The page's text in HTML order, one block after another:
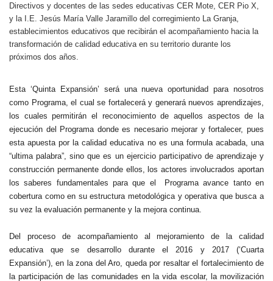
Directivos y docentes de las sedes educativas CER Mote, CER Pio X,
y la I.E. Jesús María Valle Jaramillo del corregimiento La Granja,
establecimientos educativos que recibirán el acompañamiento hacia la
transformación de calidad educativa en su territorio durante los
próximos dos años.
Esta ‘Quinta Expansión’ será una nueva oportunidad para nosotros
como Programa, el cual se fortalecerá y generará nuevos aprendizajes,
los cuales permitirán el reconocimiento de aquellos aspectos de la
ejecución del Programa donde es necesario mejorar y fortalecer, pues
esta apuesta por la calidad educativa no es una formula acabada, una
“ultima palabra”, sino que es un ejercicio participativo de aprendizaje y
construcción permanente donde ellos, los actores involucrados aportan
los saberes fundamentales para que el Programa avance tanto en
cobertura como en su estructura metodológica y operativa que busca a
su vez la evaluación permanente y la mejora continua.
Del proceso de acompañamiento al mejoramiento de la calidad
educativa que se desarrollo durante el 2016 y 2017 (‘Cuarta
Expansión’), en la zona del Aro, queda por resaltar el fortalecimiento de
la participación de las comunidades en la vida escolar, la movilización